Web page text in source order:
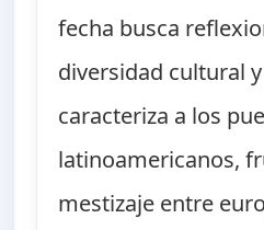
fecha busca
diversidad cultural
caracteriza a los
latinoamericanos,
mestizaje entre